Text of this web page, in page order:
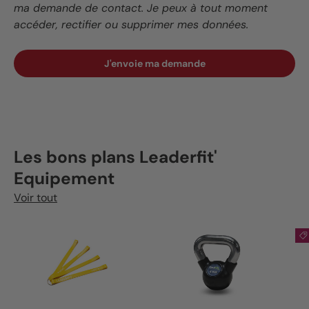
ma demande de contact. Je peux à tout moment
accéder, rectifier ou supprimer mes données.
J'envoie ma demande
Les bons plans Leaderfit'
Equipement
Voir tout